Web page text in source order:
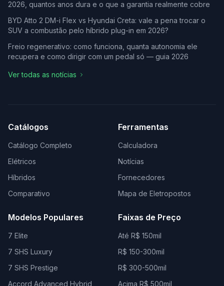
2026, quantos anos dura e o que a garantia realmente cobre
BYD Atto 2 DM-i Flex vs Hyundai Creta: vale a pena trocar o
SUV a combustão pelo híbrido plug-in em 2026?
Freio regenerativo: como funciona, quanta autonomia ele
recupera e como dirigir com um pedal só — guia 2026
Ver todas as notícias
Catálogos
Catálogo Completo
Elétricos
Híbridos
Comparativo
Ferramentas
Calculadora
Notícias
Fornecedores
Mapa de Eletropostos
Modelos Populares
7 Elite
7 SHS Luxury
7 SHS Prestige
Accord Advanced Hybrid
Faixas de Preço
Até R$ 150mil
R$ 150-300mil
R$ 300-500mil
Acima R$ 500mil